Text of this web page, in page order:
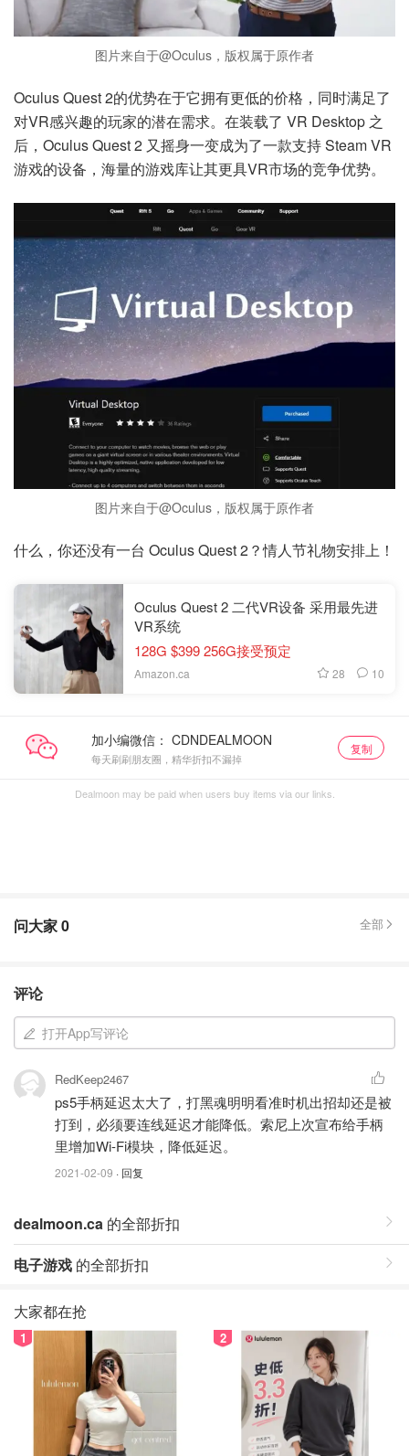
图片来自于@Oculus，版权属于原作者
Oculus Quest 2的优势在于它拥有更低的价格，同时满足了
对VR感兴趣的玩家的潜在需求。在装载了 VR Desktop 之
后，Oculus Quest 2 又摇身一变成为了一款支持 Steam VR
游戏的设备，海量的游戏库让其更具VR市场的竞争优势。
图片来自于@Oculus，版权属于原作者
什么，你还没有一台 Oculus Quest 2？情人节礼物安排上！
Oculus Quest 2 二代VR设备 采用最先进
VR系统
128G $399 256G接受预定
Amazon.ca 28 10
加小编微信：
每天刷刷朋友圈，精华折扣不漏掉
复制
Dealmoon may be paid when users buy items via our links.
问大家0 全部
评论
打开App写评论
RedKeep2467
ps5手柄延迟太大了，打黑魂明明看准时机出招却还是被
打到，必须要连线延迟才能降低。索尼上次宣布给手柄
里增加Wi-Fi模块，降低延迟。
2021-02-09 · 回复
dealmoon.ca 的全部折扣
电子游戏 的全部折扣
大家都在抢
1 2